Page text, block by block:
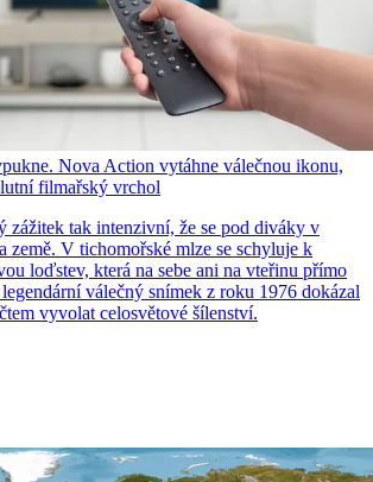
Nova Action vytáhne válečnou ikonu,
filmařský vrchol
zážitek tak intenzivní, že se pod diváky v
země. V tichomořské mlze se schyluje k
loďstev, která na sebe ani na vteřinu přímo
válečný snímek z roku 1976 dokázal
vyvolat celosvětové šílenství.